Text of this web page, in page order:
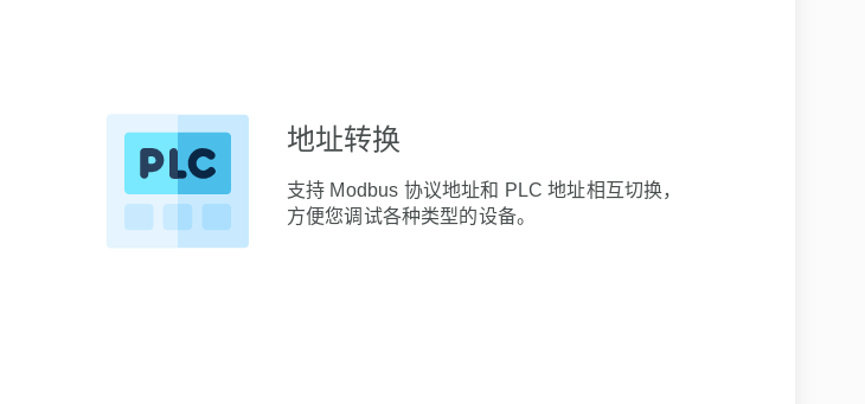
地址转换
支持 Modbus 协议地址和 PLC 地址相互切换，
方便您调试各种类型的设备。